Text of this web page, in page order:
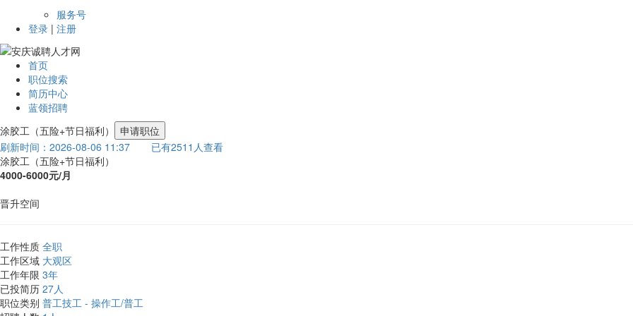
服务号
登录 | 注册
首页
职位搜索
简历中心
蓝领招聘
涂胶工（五险+节日福利）
申请职位
刷新时间：2026-08-06 11:37
已有2511人查看
涂胶工（五险+节日福利）
4000-6000元/月
晋升空间
工作性质 全职
工作区域 大观区
工作年限 3年
已投简历 27人
职位类别 普工技工 - 操作工/普工